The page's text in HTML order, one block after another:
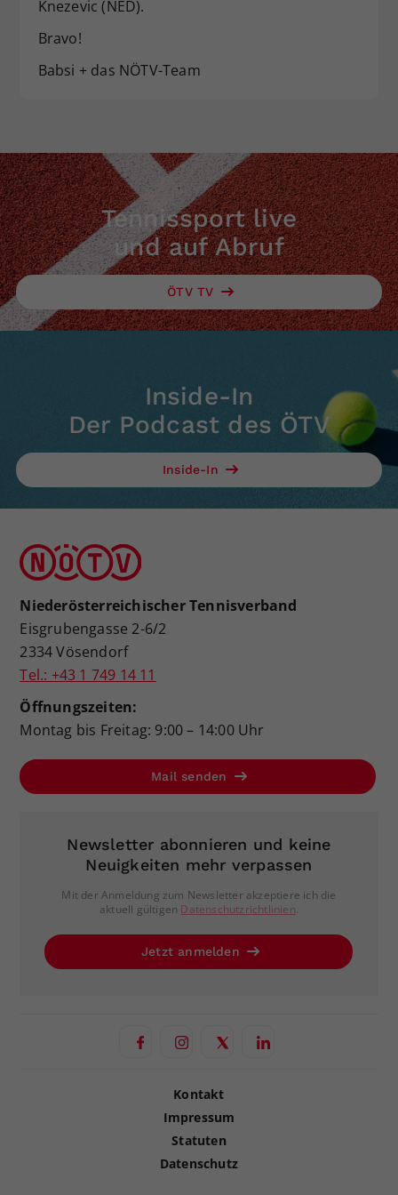
Knezevic (NED).
Bravo!
Babsi + das NÖTV-Team
Tennissport live
und auf Abruf
ÖTV TV
Inside-In
Der Podcast des ÖTV
Inside-In
Niederösterreichischer Tennisverband
Eisgrubengasse 2-6/2
2334 Vösendorf
Tel.: +43 1 749 14 11
Öffnungszeiten:
Montag bis Freitag: 9:00 – 14:00 Uhr
Mail senden
Newsletter abonnieren und keine
Neuigkeiten mehr verpassen
Mit der Anmeldung zum Newsletter akzeptiere ich die
aktuell gültigen Datenschutzrichtlinien.
Jetzt anmelden
Kontakt
Impressum
Statuten
Datenschutz
Zweck
zufällig generierte ID, für die
historische Speicherung Ihrer